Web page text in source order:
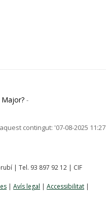
-
contingut: '07-08-2025 11:27
| Tel. 93 897 92 12 | CIF
| Avís legal | Accessibilitat |